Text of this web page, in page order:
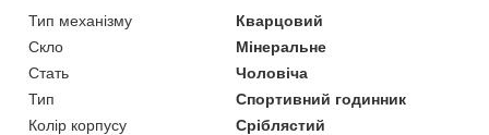
Тип механізму
Кварцовий
Скло
Мінеральне
Стать
Чоловіча
Тип
Спортивний годинник
Колір корпусу
Сріблястий